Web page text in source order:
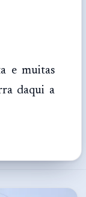
e muitas
daqui a